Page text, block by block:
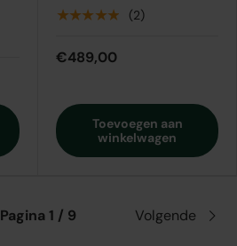
★★★★★ (2)
€489,00
Toevoegen aan
winkelwagen
Pagina 1 / 9 Volgende